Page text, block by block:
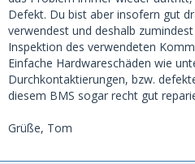
Defekt. Du bist aber insofern gut
verwendest und deshalb
Inspektion des verwendeten
Einfache Hardwareschäden wie
Durchkontaktierungen, bzw.
diesem BMS sogar recht gut
Grüße, Tom